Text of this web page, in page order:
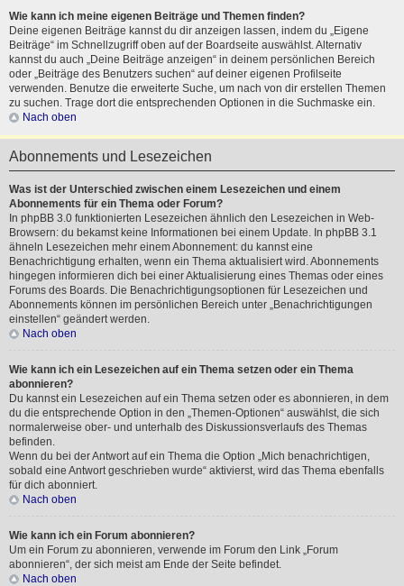
Wie kann ich meine eigenen Beiträge und Themen finden?
Deine eigenen Beiträge kannst du dir anzeigen lassen, indem du „Eigene
Beiträge“ im Schnellzugriff oben auf der Boardseite auswählst. Alternativ
kannst du auch „Deine Beiträge anzeigen“ in deinem persönlichen Bereich
oder „Beiträge des Benutzers suchen“ auf deiner eigenen Profilseite
verwenden. Benutze die erweiterte Suche, um nach von dir erstellen Themen
zu suchen. Trage dort die entsprechenden Optionen in die Suchmaske ein.
Nach oben
Abonnements und Lesezeichen
Was ist der Unterschied zwischen einem Lesezeichen und einem
Abonnements für ein Thema oder Forum?
In phpBB 3.0 funktionierten Lesezeichen ähnlich den Lesezeichen in Web-
Browsern: du bekamst keine Informationen bei einem Update. In phpBB 3.1
ähneln Lesezeichen mehr einem Abonnement: du kannst eine
Benachrichtigung erhalten, wenn ein Thema aktualisiert wird. Abonnements
hingegen informieren dich bei einer Aktualisierung eines Themas oder eines
Forums des Boards. Die Benachrichtigungsoptionen für Lesezeichen und
Abonnements können im persönlichen Bereich unter „Benachrichtigungen
einstellen“ geändert werden.
Nach oben
Wie kann ich ein Lesezeichen auf ein Thema setzen oder ein Thema
abonnieren?
Du kannst ein Lesezeichen auf ein Thema setzen oder es abonnieren, in dem
du die entsprechende Option in den „Themen-Optionen“ auswählst, die sich
normalerweise ober- und unterhalb des Diskussionsverlaufs des Themas
befinden.
Wenn du bei der Antwort auf ein Thema die Option „Mich benachrichtigen,
sobald eine Antwort geschrieben wurde“ aktivierst, wird das Thema ebenfalls
für dich abonniert.
Nach oben
Wie kann ich ein Forum abonnieren?
Um ein Forum zu abonnieren, verwende im Forum den Link „Forum
abonnieren“, der sich meist am Ende der Seite befindet.
Nach oben